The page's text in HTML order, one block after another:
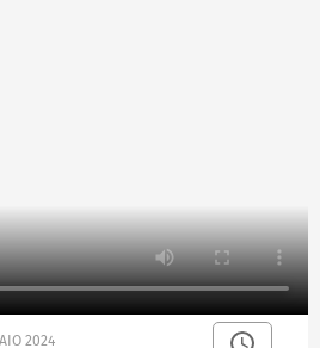
2024